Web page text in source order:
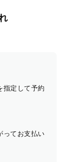
指定して予約
ってお支払い